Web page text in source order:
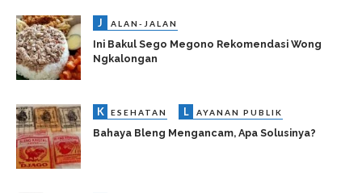
J ALAN-JALAN
Ini Bakul Sego Megono Rekomendasi Wong
Ngkalongan
K ESEHATAN L AYANAN PUBLIK
Bahaya Bleng Mengancam, Apa Solusinya?